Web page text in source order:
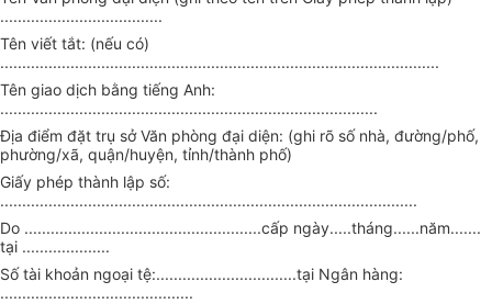
.....................................
Tên viết tắt: (nếu có)
....................................................................................................
Tên giao dịch bằng tiếng Anh:
......................................................................................
Địa điểm đặt trụ sở Văn phòng đại diện: (ghi rõ số nhà, đường/phố,
phường/xã, quận/huyện, tỉnh/thành phố)
Giấy phép thành lập số:
...............................................................................................
Do ......................................................cấp ngày.....tháng......năm.......
tại ....................
Số tài khoản ngoại tệ:................................tại Ngân hàng:
............................................